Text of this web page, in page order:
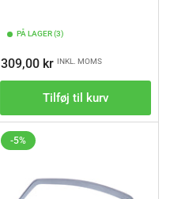
PÅ LAGER (3)
Vejl.pris
309,00 kr INKL. MOMS
Tilføj til kurv
-5%